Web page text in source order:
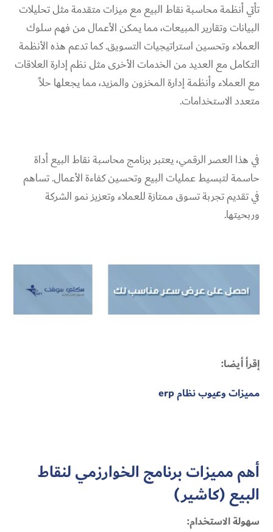
تأتي أنظمة محاسبة نقاط البيع مع ميزات متقدمة مثل تحليلات
البيانات وتقارير المبيعات، مما يمكن الأعمال من فهم سلوك
العملاء وتحسين استراتيجيات التسويق. كما تدعم هذه الأنظمة
التكامل مع العديد من الخدمات الأخرى مثل نظم إدارة العلاقات
مع العملاء وأنظمة إدارة المخزون والمزيد، مما يجعلها حلاً
متعدد الاستخدامات.
في هذا العصر الرقمي، يعتبر برنامج محاسبة نقاط البيع أداة
حاسمة لتبسيط عمليات البيع وتحسين كفاءة الأعمال. تساهم
في تقديم تجربة تسوق ممتازة للعملاء وتعزيز نمو الشركة
وربحيتها.
إقرأ أيضا:
مميزات وعيوب نظام erp
أهم مميزات برنامج الخوارزمي لنقاط
البيع (كاشير)
سهولة الاستخدام: